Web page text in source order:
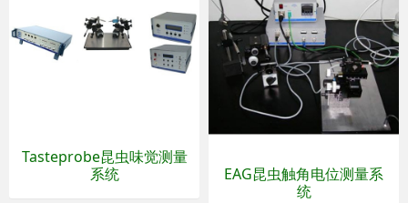
Tasteprobe昆虫味觉测量
系统
EAG昆虫触角电位测量系
统